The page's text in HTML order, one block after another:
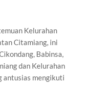
Kelurahan
Citamiang, ini
Babinsa,
dan Kelurahan
antusias mengikuti